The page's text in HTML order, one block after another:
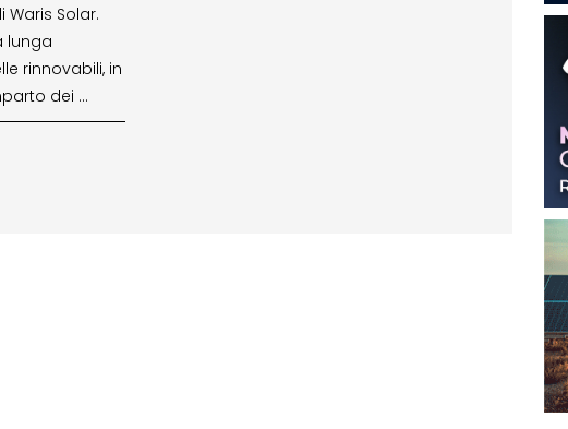
Solar.
lunga
rinnovabili, in
dei …